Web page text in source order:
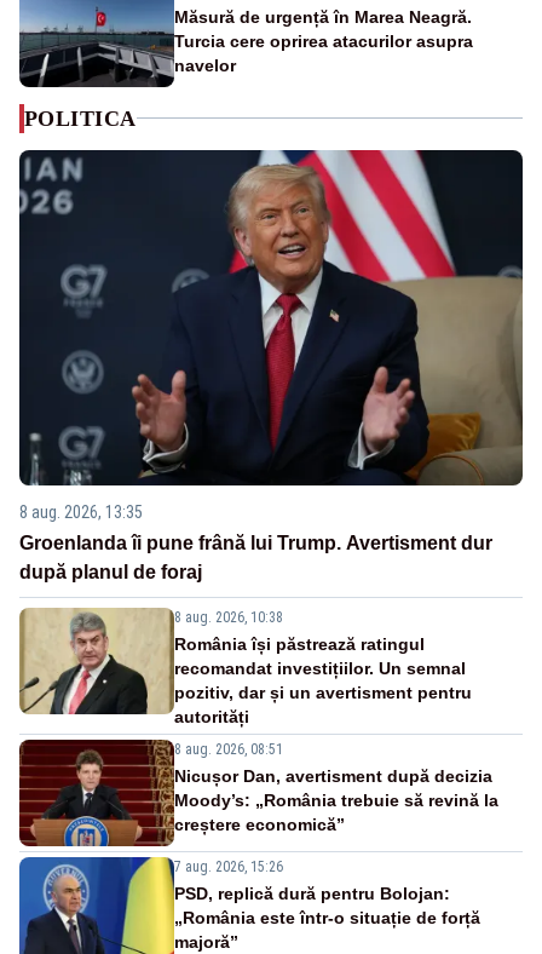
Măsură de urgență în Marea Neagră.
Turcia cere oprirea atacurilor asupra
navelor
POLITICA
8 aug. 2026, 13:35
Groenlanda îi pune frână lui Trump. Avertisment dur
după planul de foraj
8 aug. 2026, 10:38
România își păstrează ratingul
recomandat investițiilor. Un semnal
pozitiv, dar și un avertisment pentru
autorități
8 aug. 2026, 08:51
Nicușor Dan, avertisment după decizia
Moody’s: „România trebuie să revină la
creștere economică”
7 aug. 2026, 15:26
PSD, replică dură pentru Bolojan:
„România este într-o situație de forță
majoră”